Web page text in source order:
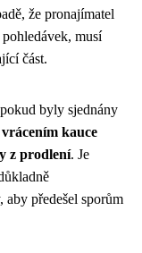
že pronajímatel
musí
část.
byly sjednány
kauce
z prodlení. Je
aby předešel sporům